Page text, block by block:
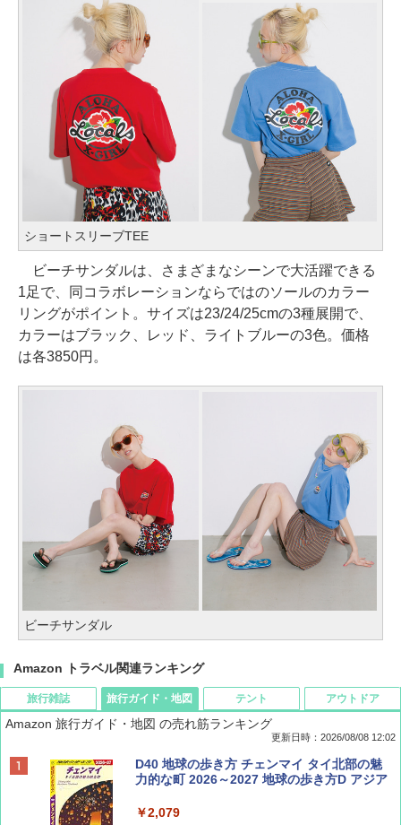
ショートスリーブTEE
ビーチサンダルは、さまざまなシーンで大活躍できる
1足で、同コラボレーションならではのソールのカラー
リングがポイント。サイズは23/24/25cmの3種展開で、
カラーはブラック、レッド、ライトブルーの3色。価格
は各3850円。
ビーチサンダル
Amazon トラベル関連ランキング
旅行雑誌
BE-PAL(ビ-パル) 2026年 9 月号【特別付録:
SOTO ミニマル"旅"財布 ランダム2種】
￥1,500
旅行ガイド・地図
Amazon 旅行ガイド・地図 の売れ筋ランキング
更新日時：2026/08/08 12:02
D40 地球の歩き方 チェンマイ タイ北部の魅
力的な町 2026～2027 地球の歩き方D アジア
￥2,079
テント アウトドア